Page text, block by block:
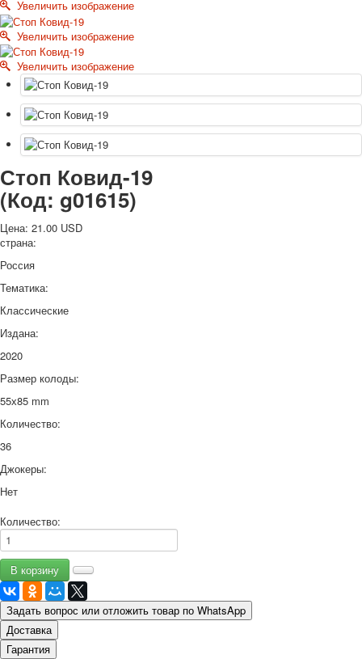
Октябрьская революция
С рождеством
Пасха
9 мая - день победы
Разные пожелания
1 сентября школа
Приглашение
Новости
Новости открыток
О сайте
Наше видео
Избранное
Увеличить изображение
Увеличить изображение
Увеличить изображение
Стоп Ковид-19
(Код: g01615)
Цена: 21.00 USD
страна:
Россия
Тематика:
Классические
Издана:
2020
Размер колоды:
55х85 mm
Количество:
36
Джокеры:
Нет
Количество:
Задать вопрос или отложить товар по WhatsApp
Доставка
Гарантия